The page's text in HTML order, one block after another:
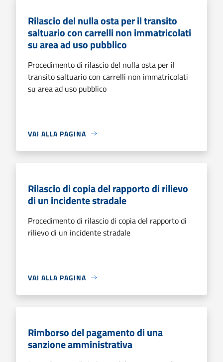
Rilascio del nulla osta per il transito
saltuario con carrelli non immatricolati
su area ad uso pubblico
Procedimento di rilascio del nulla osta per il
transito saltuario con carrelli non immatricolati
su area ad uso pubblico
VAI ALLA PAGINA
Rilascio di copia del rapporto di rilievo
di un incidente stradale
Procedimento di rilascio di copia del rapporto di
rilievo di un incidente stradale
VAI ALLA PAGINA
Rimborso del pagamento di una
sanzione amministrativa